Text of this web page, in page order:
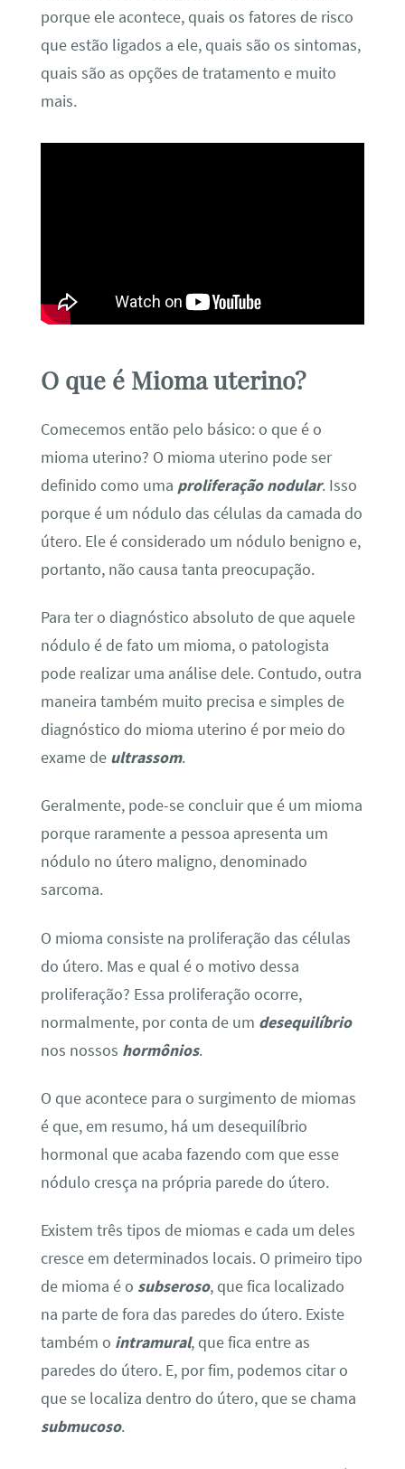
porque ele acontece, quais os fatores de risco
que estão ligados a ele, quais são os sintomas,
quais são as opções de tratamento e muito
mais.
O que é Mioma uterino?
Comecemos então pelo básico: o que é o
mioma uterino? O mioma uterino pode ser
definido como uma proliferação nodular. Isso
porque é um nódulo das células da camada do
útero. Ele é considerado um nódulo benigno e,
portanto, não causa tanta preocupação.
Para ter o diagnóstico absoluto de que aquele
nódulo é de fato um mioma, o patologista
pode realizar uma análise dele. Contudo, outra
maneira também muito precisa e simples de
diagnóstico do mioma uterino é por meio do
exame de ultrassom.
Geralmente, pode-se concluir que é um mioma
porque raramente a pessoa apresenta um
nódulo no útero maligno, denominado
sarcoma.
O mioma consiste na proliferação das células
do útero. Mas e qual é o motivo dessa
proliferação? Essa proliferação ocorre,
normalmente, por conta de um desequilíbrio
nos nossos hormônios.
O que acontece para o surgimento de miomas
é que, em resumo, há um desequilíbrio
hormonal que acaba fazendo com que esse
nódulo cresça na própria parede do útero.
Existem três tipos de miomas e cada um deles
cresce em determinados locais. O primeiro tipo
de mioma é o subseroso, que fica localizado
na parte de fora das paredes do útero. Existe
também o intramural, que fica entre as
paredes do útero. E, por fim, podemos citar o
que se localiza dentro do útero, que se chama
submucoso.